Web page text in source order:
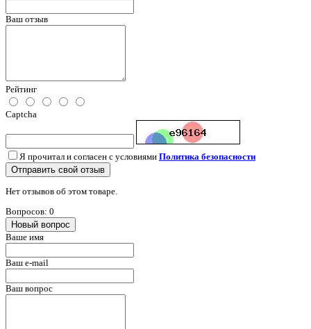
Ваш отзыв
Рейтинг
Captcha
Я прочитал и согласен с условиями Политика безопасности
Отправить свой отзыв
Нет отзывов об этом товаре.
Вопросов: 0
Новый вопрос
Ваше имя
Ваш e-mail
Ваш вопрос